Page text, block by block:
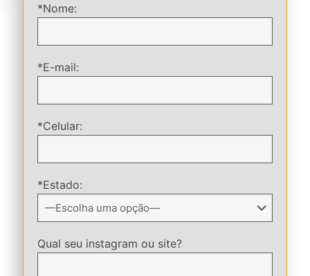
*Nome:
*E-mail:
*Celular:
*Estado:
Qual seu instagram ou site?